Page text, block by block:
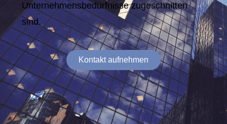
Unternehmensbedürfnisse zugeschnitten
sind.
Kontakt aufnehmen